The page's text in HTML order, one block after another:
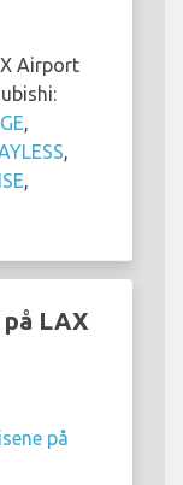
Airport
,
,
,
LAX
på